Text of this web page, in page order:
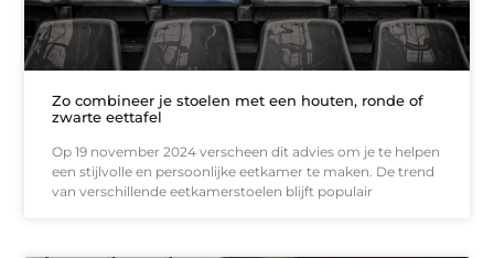
Zo combineer je stoelen met een houten, ronde of
zwarte eettafel
Op 19 november 2024 verscheen dit advies om je te helpen
een stijlvolle en persoonlijke eetkamer te maken. De trend
van verschillende eetkamerstoelen blijft populair